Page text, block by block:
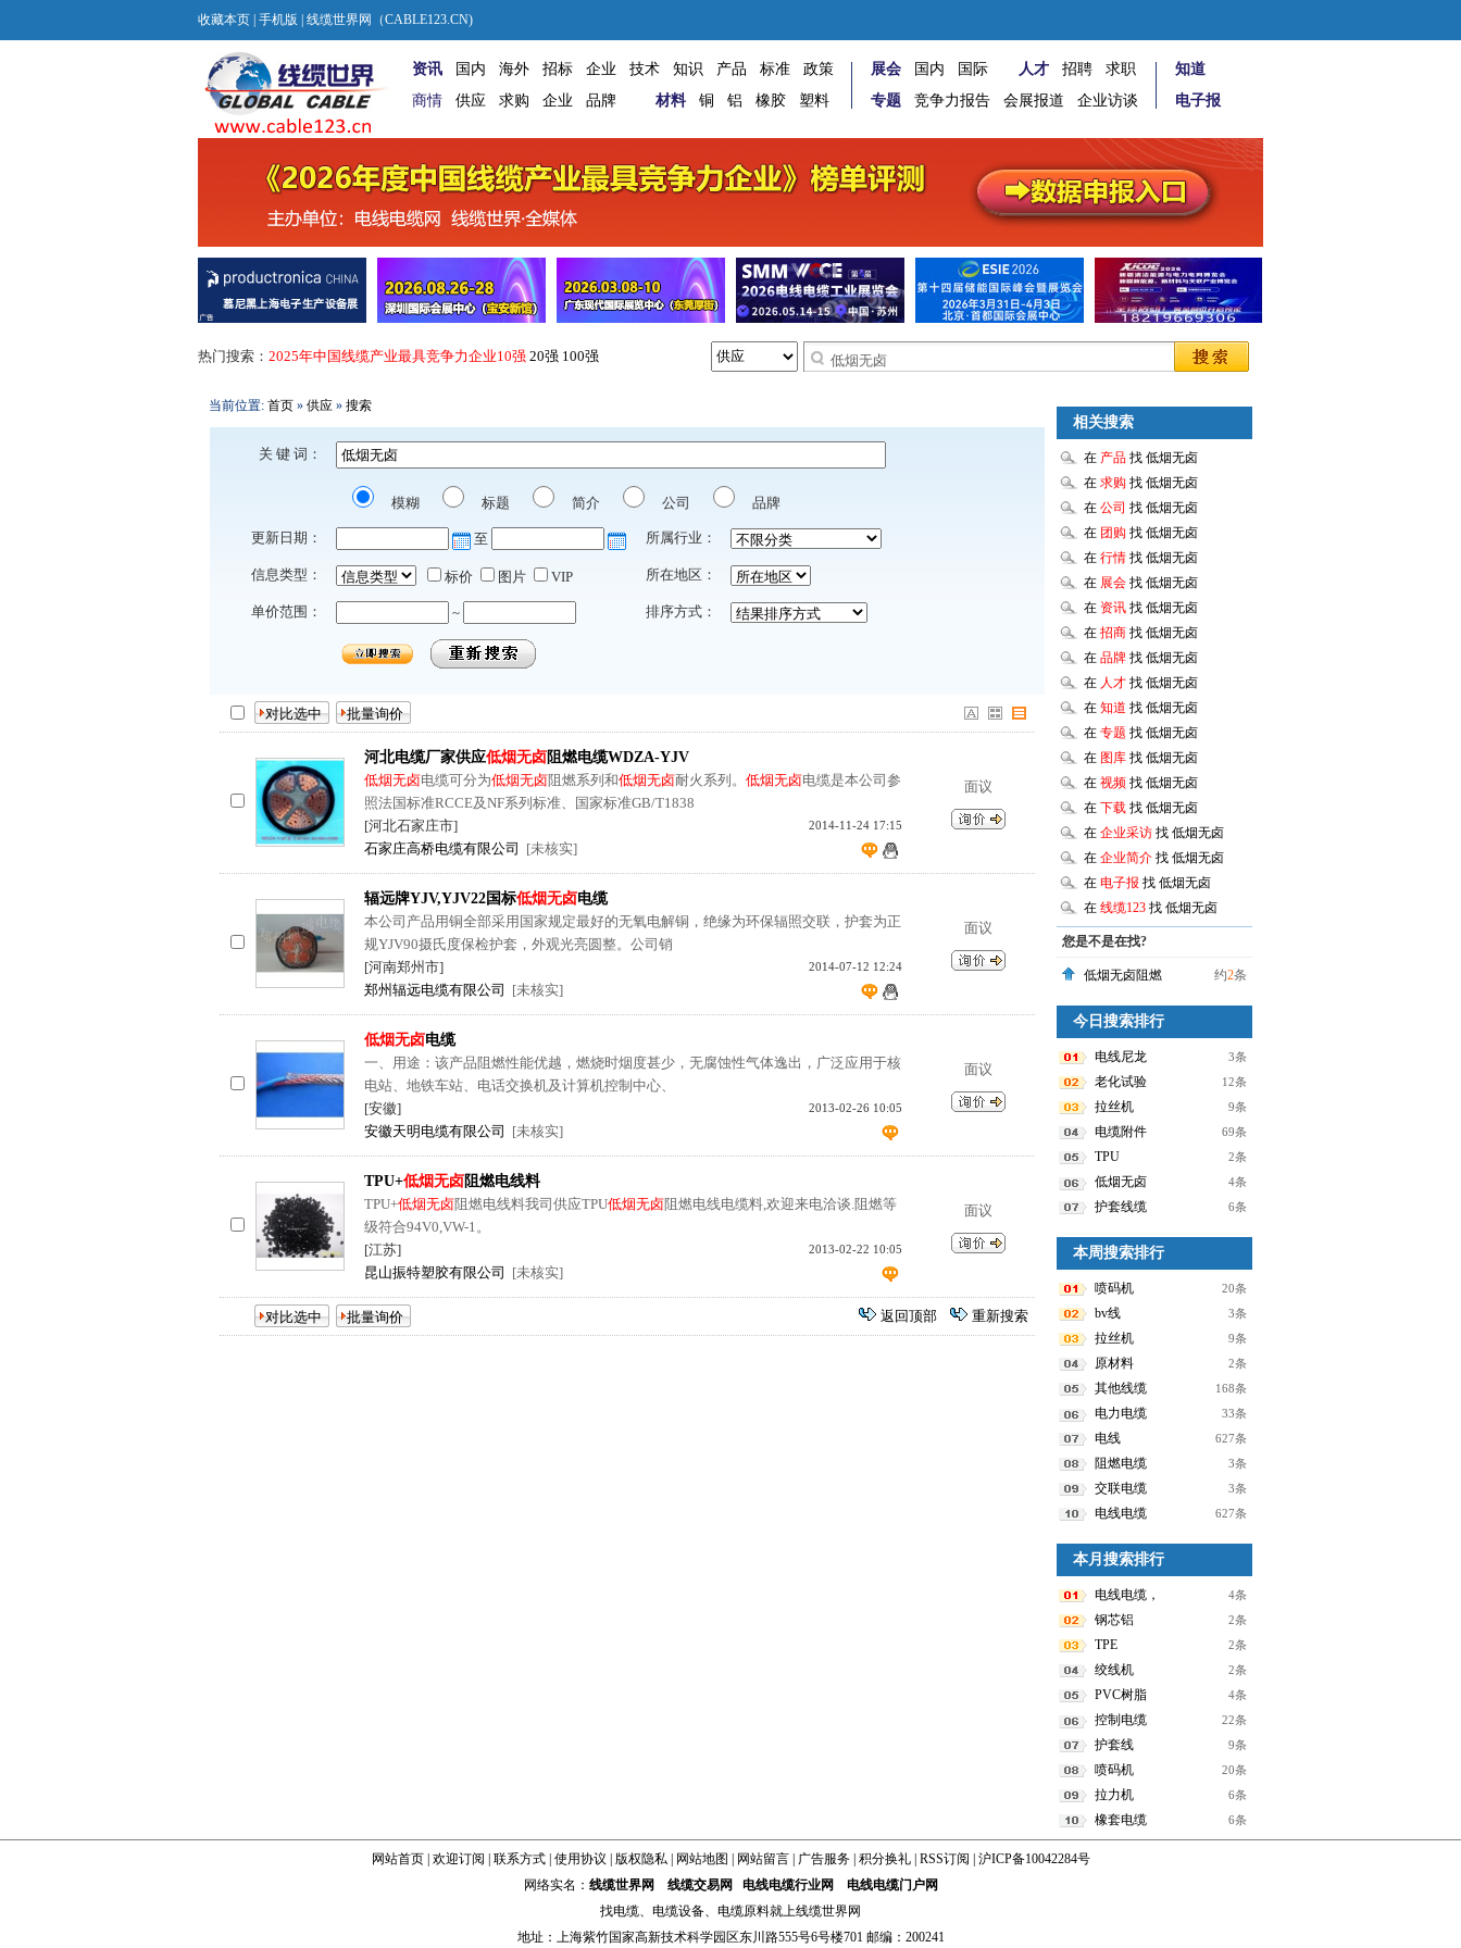
收藏本页 手机版 | 线缆世界网（CABLE123.CN)
资讯 国内 海外 招标 企业 技术 知识 产品 标准
政策
商情
供应 求购 企业 品牌 材料 铜 铝 橡胶 塑料
展会 国内 国际 人才 招聘
求职
专题
竞争力报告 会展报道 企业访谈
知道
电子报
热门搜索： 2025年中国线缆产业最具竞争力企业10强 20强 100强
当前位置: 首页 » 供应 » 搜索
关 键 词：
模糊 标题 简介 公司 品牌
更新日期： 至 所属行业：
信息类型： 标价 图片 VIP 所在地区：
单价范围： ~ 排序方式：
河北电缆厂家供应低烟无卤阻燃电缆WDZA-YJV
低烟无卤电缆可分为低烟无卤阻燃系列和低烟无卤耐火系列。 低烟无卤电缆是本公司参
照法国标准RCCE及NF系列标准、国家标准GB/T1838
2014-11-24 17:15
[河北石家庄市]
石家庄高桥电缆有限公司
[未核实]
面议
辐远牌YJV,YJV22国标低烟无卤电缆
本公司产品用铜全部采用国家规定最好的无氧电解铜，绝缘为环保辐照交联，护套为正
规YJV90摄氏度保检护套，外观光亮圆整。公司销
2014-07-12 12:24
[河南郑州市]
郑州辐远电缆有限公司
[未核实]
面议
低烟无卤电缆
一、用途：该产品阻燃性能优越，燃烧时烟度甚少，无腐蚀性气体逸出，广泛应用于核
电站、地铁车站、电话交换机及计算机控制中心、
2013-02-26 10:05
[安徽]
安徽天明电缆有限公司
[未核实]
面议
TPU+低烟无卤阻燃电线料
TPU+低烟无卤阻燃电线料我司供应TPU低烟无卤阻燃电线电缆料,欢迎来电洽谈.阻燃等
级符合94V0,VW-1。
2013-02-22 10:05
[江苏]
昆山振特塑胶有限公司
[未核实]
面议
返回顶部 重新搜索
相关搜索
在 产品 找 低烟无卤
在 求购 找 低烟无卤
在 公司 找 低烟无卤
在 团购 找 低烟无卤
在 行情 找 低烟无卤
在 展会 找 低烟无卤
在 资讯 找 低烟无卤
在 招商 找 低烟无卤
在 品牌 找 低烟无卤
在 人才 找 低烟无卤
在 知道 找 低烟无卤
在 专题 找 低烟无卤
在 图库 找 低烟无卤
在 视频 找 低烟无卤
在 下载 找 低烟无卤
在 企业采访 找 低烟无卤
在 企业简介 找 低烟无卤
在 电子报 找 低烟无卤
在 线缆123 找 低烟无卤
您是不是在找?
约2条
低烟无卤阻燃
今日搜索排行
3条
电线尼龙
12条
老化试验
9条
拉丝机
69条
电缆附件
2条
TPU
4条
低烟无卤
6条
护套线缆
本周搜索排行
20条
喷码机
3条
bv线
9条
拉丝机
2条
原材料
168条
其他线缆
33条
电力电缆
627条
电线
3条
阻燃电缆
3条
交联电缆
627条
电线电缆
本月搜索排行
4条
电线电缆，
2条
钢芯铝
2条
TPE
2条
绞线机
4条
PVC树脂
22条
控制电缆
9条
护套线
20条
喷码机
6条
拉力机
6条
橡套电缆
网站首页| 欢迎订阅 联系方式| 使用协议 版权隐私| 网站地图 网站留言| 广告服务| 积分换礼| RSS订阅
沪ICP备10042284号
网络实名： 线缆世界网 线缆交易网 电线电缆行业网
电线电缆门户网
找电缆、 电缆设备、 电缆原料就上线缆世界网
地址：上海紫竹国家高新技术科学园区东川路555号6号楼701 邮编：200241